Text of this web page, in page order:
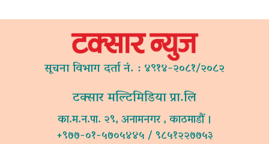
सूचना विभाग दर्ता नं. : ४९१४-२०८१/२०८२
टक्सार मल्टिमिडिया प्रा.लि
का.म.न.पा. २९, अनामनगर , काठमाडौं ।
+९७७-०१-५७०५४४५ / ९८५१२२७७५३